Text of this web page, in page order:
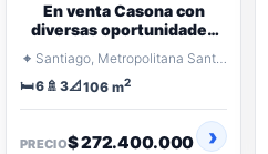
En venta Casona con
diversas oportunidades
⌖ Santiago, Metropolitana Santiago
🛏️6 🚿 3📐106 m2
PRECIO$ 272.400.000